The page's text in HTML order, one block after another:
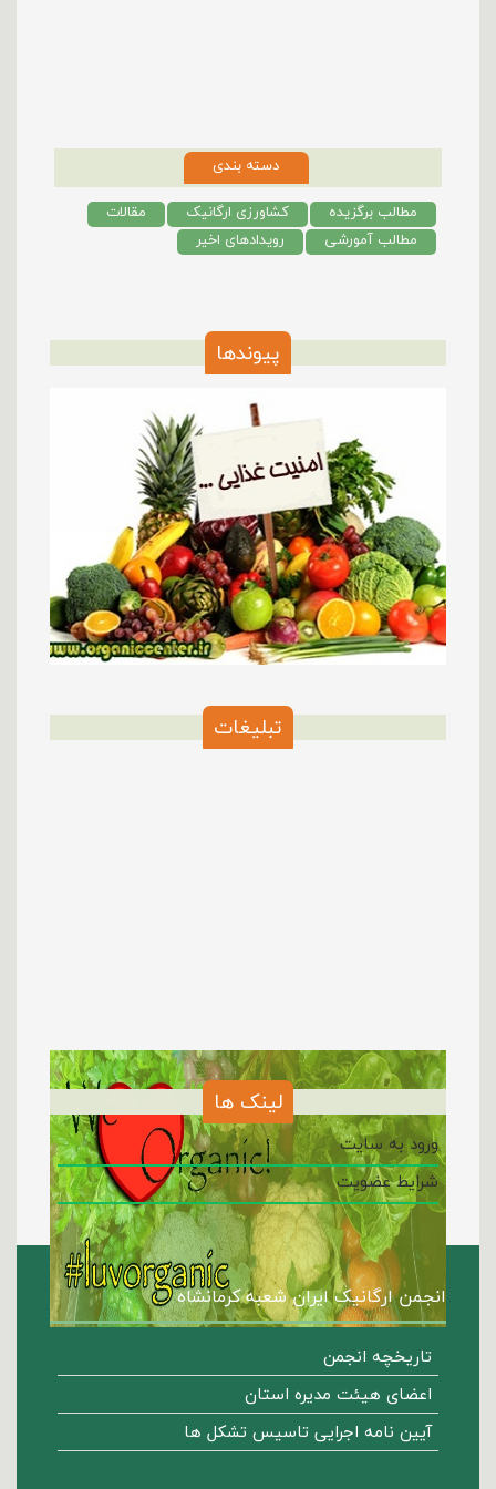
دسته بندی
مطالب برگزیده
کشاورزی ارگانیک
مقالات
مطالب آمورشی
رویدادهای اخیر
پیوندها
تبلیغات
لینک ها
ورود به سایت
شرایط عضویت
انجمن ارگانیک ایران شعبه کرمانشاه
تاریخچه انجمن
اعضای هیئت مدیره استان
آیین نامه اجرایی تاسیس تشکل ها